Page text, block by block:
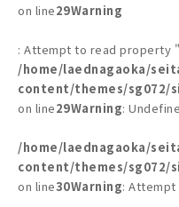
on line29Warning
: Attempt to read property
/home/laednagaoka/
content/themes/sg072/
on line29Warning:
/home/laednagaoka/
content/themes/sg072/
on line30Warning: